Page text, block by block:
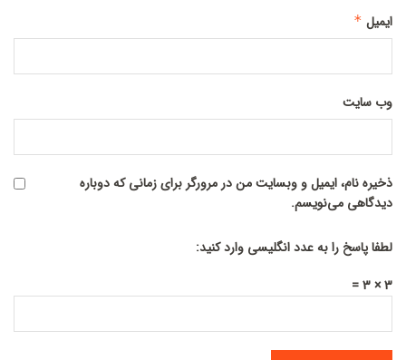
ایمیل *
وب‌ سایت
ذخیره نام، ایمیل و وبسایت من در مرورگر برای زمانی که دوباره
دیدگاهی می‌نویسم.
لطفا پاسخ را به عدد انگلیسی وارد کنید:
3 × 3 =